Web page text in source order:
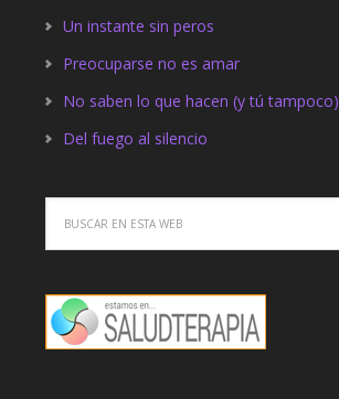
Un instante sin peros
Preocuparse no es amar
No saben lo que hacen (y tú tampoco)
Del fuego al silencio